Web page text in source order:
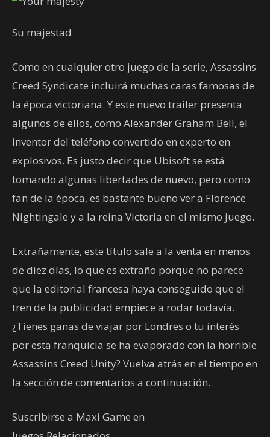
Su majestad
Como en cualquier otro juego de la serie, Assassins
Creed Syndicate incluirá muchas caras famosas de
la época victoriana. Y este nuevo trailer presenta
algunos de ellos, como Alexander Graham Bell, el
inventor del teléfono convertido en experto en
explosivos. Es justo decir que Ubisoft se está
tomando algunas libertades de nuevo, pero como
fan de la época, es bastante bueno ver a Florence
Nightingale y a la reina Victoria en el mismo juego.
Extrañamente, este título sale a la venta en menos
de diez días, lo que es extraño porque no parece
que la editorial francesa haya conseguido que el
tren de la publicidad empiece a rodar todavía.
¿Tienes ganas de viajar por Londres o tu interés
por esta franquicia se ha evaporado con la horrible
Assassins Creed Unity? Vuelva atrás en el tiempo en
la sección de comentarios a continuación.
Suscribirse a Maxi Game en